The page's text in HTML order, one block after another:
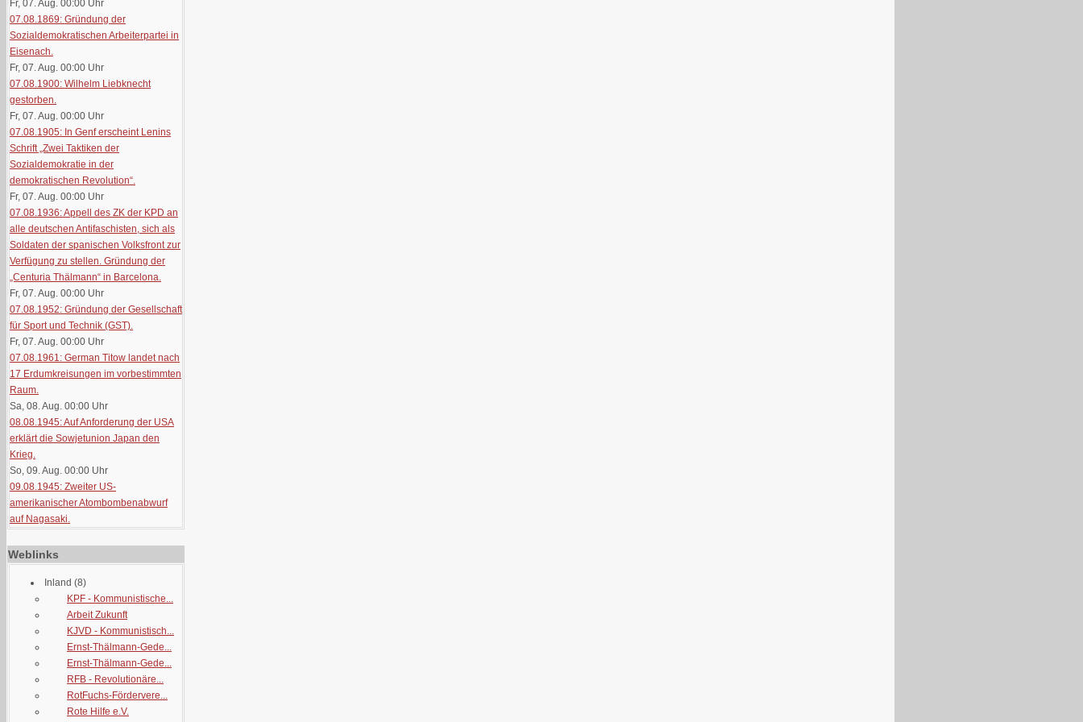
Fr, 07. Aug. 00:00 Uhr
07.08.1869: Gründung der
Sozialdemokratischen Arbeiterpartei in
Eisenach.
Fr, 07. Aug. 00:00 Uhr
07.08.1900: Wilhelm Liebknecht
gestorben.
Fr, 07. Aug. 00:00 Uhr
07.08.1905: In Genf erscheint Lenins
Schrift „Zwei Taktiken der
Sozialdemokratie in der
demokratischen Revolution“.
Fr, 07. Aug. 00:00 Uhr
07.08.1936: Appell des ZK der KPD an
alle deutschen Antifaschisten, sich als
Soldaten der spanischen Volksfront zur
Verfügung zu stellen. Gründung der
„Centuria Thälmann“ in Barcelona.
Fr, 07. Aug. 00:00 Uhr
07.08.1952: Gründung der Gesellschaft
für Sport und Technik (GST).
Fr, 07. Aug. 00:00 Uhr
07.08.1961: German Titow landet nach
17 Erdumkreisungen im vorbestimmten
Raum.
Sa, 08. Aug. 00:00 Uhr
08.08.1945: Auf Anforderung der USA
erklärt die Sowjetunion Japan den
Krieg.
So, 09. Aug. 00:00 Uhr
09.08.1945: Zweiter US-
amerikanischer Atombombenabwurf
auf Nagasaki.
Weblinks
Inland (8)
KPF - Kommunistische...
Arbeit Zukunft
KJVD - Kommunistisch...
Ernst-Thälmann-Gede...
Ernst-Thälmann-Gede...
RFB - Revolutionäre...
RotFuchs-Fördervere...
Rote Hilfe e.V.